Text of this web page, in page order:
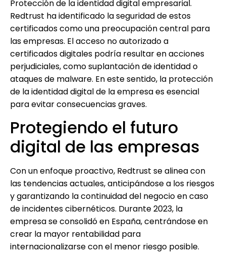
Protección de la identidad digital empresarial.
Redtrust ha identificado la seguridad de estos
certificados como una preocupación central para
las empresas. El acceso no autorizado a
certificados digitales podría resultar en acciones
perjudiciales, como suplantación de identidad o
ataques de malware. En este sentido, la protección
de la identidad digital de la empresa es esencial
para evitar consecuencias graves.
Protegiendo el futuro
digital de las empresas
Con un enfoque proactivo, Redtrust se alinea con
las tendencias actuales, anticipándose a los riesgos
y garantizando la continuidad del negocio en caso
de incidentes cibernéticos. Durante 2023, la
empresa se consolidó en España, centrándose en
crear la mayor rentabilidad para
internacionalizarse con el menor riesgo posible.